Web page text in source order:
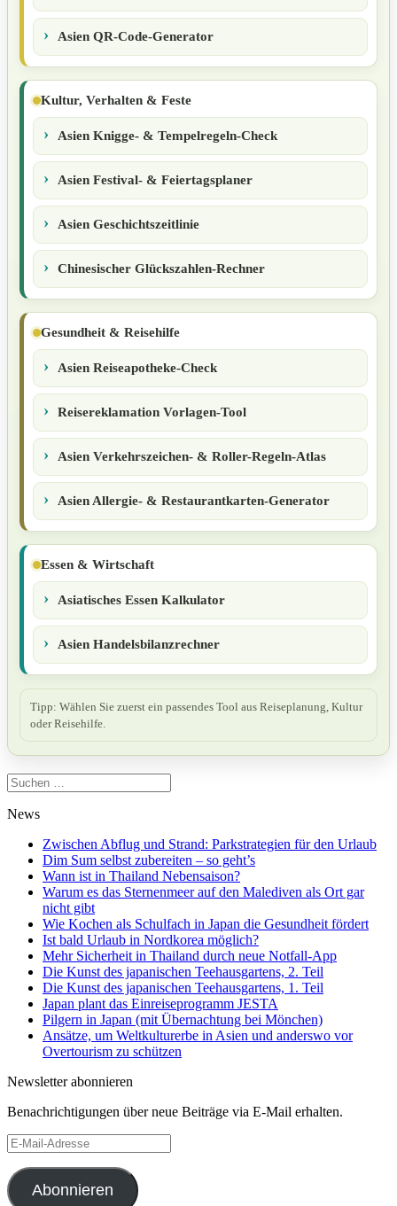
Asien QR-Code-Generator
Kultur, Verhalten & Feste
Asien Knigge- & Tempelregeln-Check
Asien Festival- & Feiertagsplaner
Asien Geschichtszeitlinie
Chinesischer Glückszahlen-Rechner
Gesundheit & Reisehilfe
Asien Reiseapotheke-Check
Reisereklamation Vorlagen-Tool
Asien Verkehrszeichen- & Roller-Regeln-Atlas
Asien Allergie- & Restaurantkarten-Generator
Essen & Wirtschaft
Asiatisches Essen Kalkulator
Asien Handelsbilanzrechner
Tipp: Wählen Sie zuerst ein passendes Tool aus Reiseplanung, Kultur
oder Reisehilfe.
Suchen
nach:
News
Zwischen Abflug und Strand: Parkstrategien für den Urlaub
Dim Sum selbst zubereiten – so geht’s
Wann ist in Thailand Nebensaison?
Warum es das Sternenmeer auf den Malediven als Ort gar
nicht gibt
Wie Kochen als Schulfach in Japan die Gesundheit fördert
Ist bald Urlaub in Nordkorea möglich?
Mehr Sicherheit in Thailand durch neue Notfall-App
Die Kunst des japanischen Teehausgartens, 2. Teil
Die Kunst des japanischen Teehausgartens, 1. Teil
Japan plant das Einreiseprogramm JESTA
Pilgern in Japan (mit Übernachtung bei Mönchen)
Ansätze, um Weltkulturerbe in Asien und anderswo vor
Overtourism zu schützen
Newsletter abonnieren
Benachrichtigungen über neue Beiträge via E-Mail erhalten.
E-
Mail-
Adresse
Abonnieren